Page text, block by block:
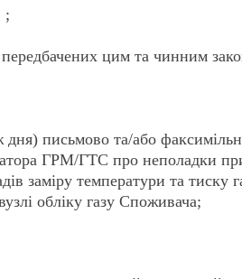
;
цим та чинним
дня) письмово та/або
ГРМ/ГТС про неполадки
заміру температури та тиску
обліку газу Споживача;